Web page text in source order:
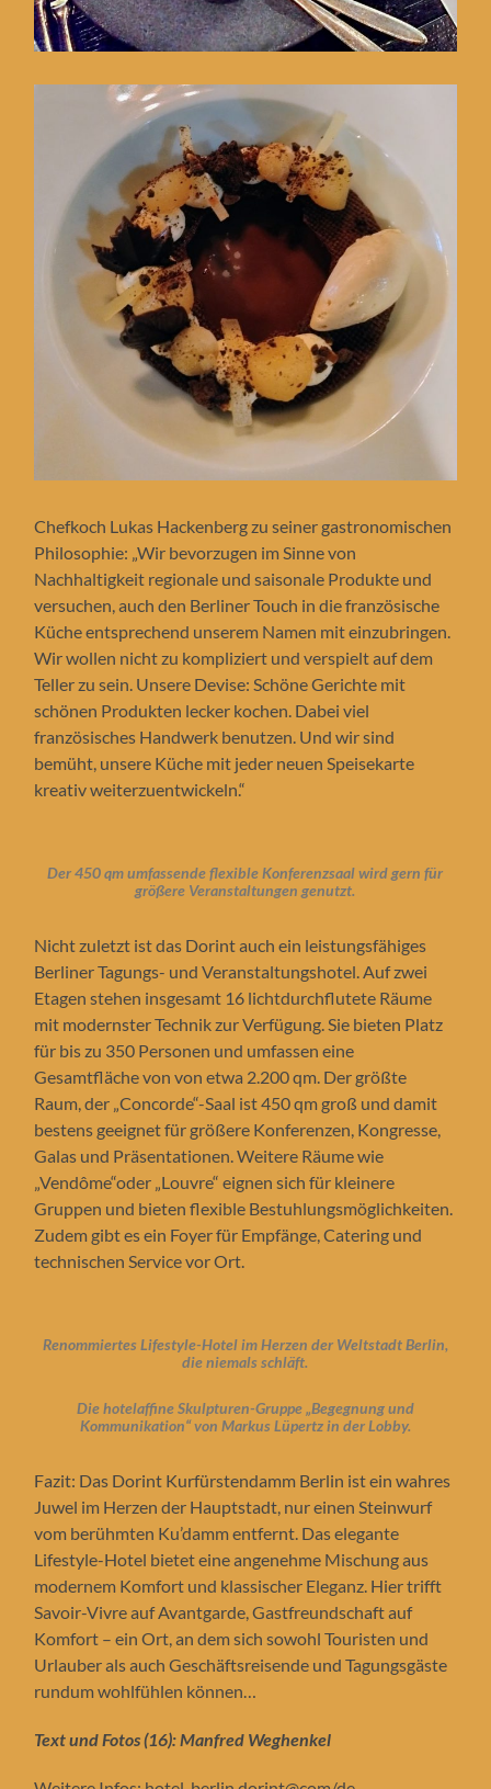
Chefkoch Lukas Hackenberg zu seiner gastronomischen
Philosophie: „Wir bevorzugen im Sinne von
Nachhaltigkeit regionale und saisonale Produkte und
versuchen, auch den Berliner Touch in die französische
Küche entsprechend unserem Namen mit einzubringen.
Wir wollen nicht zu kompliziert und verspielt auf dem
Teller zu sein. Unsere Devise: Schöne Gerichte mit
schönen Produkten lecker kochen. Dabei viel
französisches Handwerk benutzen. Und wir sind
bemüht, unsere Küche mit jeder neuen Speisekarte
kreativ weiterzuentwickeln.“
Der 450 qm umfassende flexible Konferenzsaal wird gern für
größere Veranstaltungen genutzt.
Nicht zuletzt ist das Dorint auch ein leistungsfähiges
Berliner Tagungs- und Veranstaltungshotel. Auf zwei
Etagen stehen insgesamt 16 lichtdurchflutete Räume
mit modernster Technik zur Verfügung. Sie bieten Platz
für bis zu 350 Personen und umfassen eine
Gesamtfläche von von etwa 2.200 qm. Der größte
Raum, der „Concorde“-Saal ist 450 qm groß und damit
bestens geeignet für größere Konferenzen, Kongresse,
Galas und Präsentationen. Weitere Räume wie
„Vendôme“oder „Louvre“ eignen sich für kleinere
Gruppen und bieten flexible Bestuhlungsmöglichkeiten.
Zudem gibt es ein Foyer für Empfänge, Catering und
technischen Service vor Ort.
Renommiertes Lifestyle-Hotel im Herzen der Weltstadt Berlin,
die niemals schläft.
Die hotelaffine Skulpturen-Gruppe „Begegnung und
Kommunikation“ von Markus Lüpertz in der Lobby.
Fazit: Das Dorint Kurfürstendamm Berlin ist ein wahres
Juwel im Herzen der Hauptstadt, nur einen Steinwurf
vom berühmten Ku’damm entfernt. Das elegante
Lifestyle-Hotel bietet eine angenehme Mischung aus
modernem Komfort und klassischer Eleganz. Hier trifft
Savoir-Vivre auf Avantgarde, Gastfreundschaft auf
Komfort – ein Ort, an dem sich sowohl Touristen und
Urlauber als auch Geschäftsreisende und Tagungsgäste
rundum wohlfühlen können…
Text und Fotos (16): Manfred Weghenkel